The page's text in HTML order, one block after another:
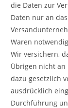
die Daten zur
Daten nur an
Waren
Wir versichern,
Übrigen nicht an
dazu gesetzlich
ausdrücklich
Durchführung